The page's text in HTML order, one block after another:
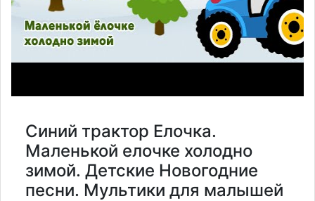
Синий трактор Елочка.
Маленькой елочке холодно
зимой. Детские Новогодние
песни. Мультики для малышей